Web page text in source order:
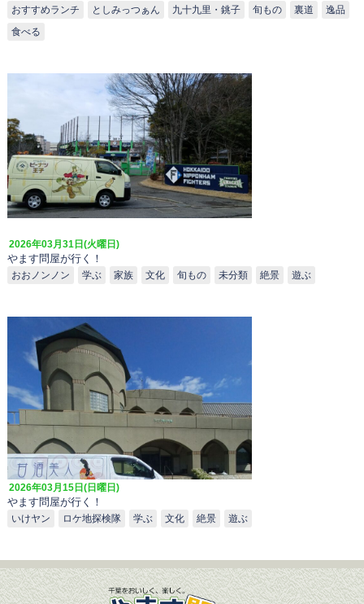
おすすめランチ としみっつぁん 九十九里・銚子 旬もの 裏道 逸品
食べる
2026年03月31日(火曜日)
やます問屋が行く！
おおノンノン 学ぶ 家族 文化 旬もの 未分類 絶景 遊ぶ
2026年03月15日(日曜日)
やます問屋が行く！
いけヤン ロケ地探検隊 学ぶ 文化 絶景 遊ぶ